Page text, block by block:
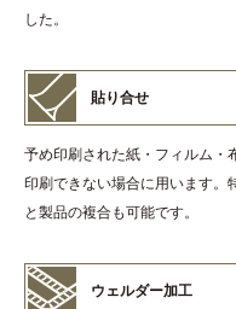
した。
貼り合せ
予め印刷された紙・フィルム・
印刷できない場合に用います。
と製品の複合も可能です。
ウェルダー加工